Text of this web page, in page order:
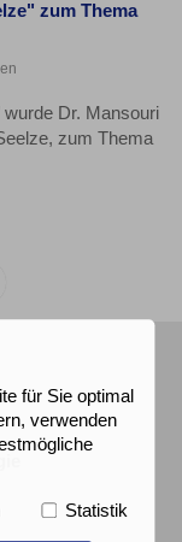
zum Thema
Dr. Mansouri
zum Thema
für Sie optimal
verwenden
Statistik